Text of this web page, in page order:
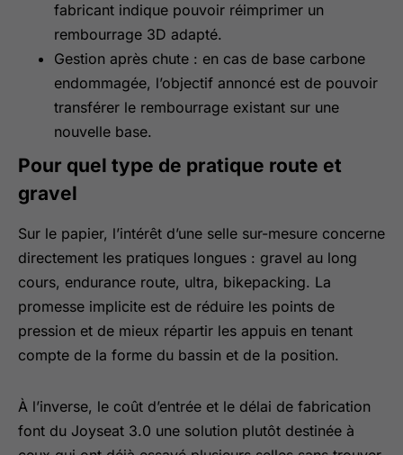
fabricant indique pouvoir réimprimer un
rembourrage 3D adapté.
Gestion après chute : en cas de base carbone
endommagée, l’objectif annoncé est de pouvoir
transférer le rembourrage existant sur une
nouvelle base.
Pour quel type de pratique route et
gravel
Sur le papier, l’intérêt d’une selle sur-mesure concerne
directement les pratiques longues : gravel au long
cours, endurance route, ultra, bikepacking. La
promesse implicite est de réduire les points de
pression et de mieux répartir les appuis en tenant
compte de la forme du bassin et de la position.
À l’inverse, le coût d’entrée et le délai de fabrication
font du Joyseat 3.0 une solution plutôt destinée à